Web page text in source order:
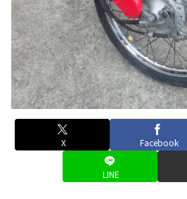
X Facebook
LINE